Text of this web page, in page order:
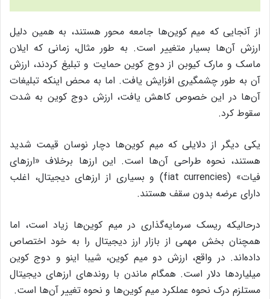
از آنجایی که میم کوین‌ها جامعه محور هستند، به همین دلیل
ارزش آن‌ها بسیار متغییر است. به طور مثال، زمانی که ایلان
ماسک و مارک کیوبن از دوج کوین حمایت و تبلیغ کردند، ارزش
آن به طور چشمگیری افزایش یافت. اما به محض اینکه تبلیغات
آن‌ها در این خصوص کاهش یافت، ارزش دوج کوین به شدت
سقوط کرد.
یکی دیگر از دلایلی که میم کوین‌ها دچار نوسان قیمت شدید
هستند، نحوه طراحی آن‌ها است. این ارزها برخلاف «ارزهای
فیات» (fiat currencies) و بسیاری از ارزهای دیجیتال، اغلب
دارای عرضه بدون سقف هستند.
درحالیکه ریسک سرمایه‌گذاری در میم کوین‌ها زیاد است، اما
همچنان بخش مهمی از بازار ارز دیجیتال را به خود اختصاص
داده‌اند. در واقع، ارزش دو میم کوین، شیبا اینو و دوج کوین
میلیاردها دلار است. همگام ماندن با روندهای ارزهای دیجیتال
مستلزم درک نحوه عملکرد میم کوین‌ها و نحوه تغییر آن‌ها است.